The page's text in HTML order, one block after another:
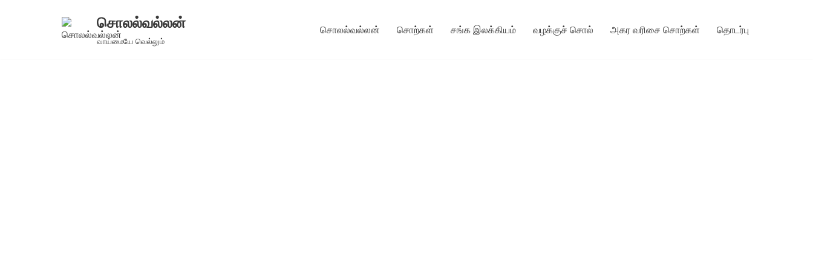
சொலல்வல்லன்
வாய்மையே வெல்லும்
சொலல்வல்லன் சொற்கள் சங்க இலக்கியம் வழக்குச் சொல் அகர வரிசை சொற்கள் தொடர்பு